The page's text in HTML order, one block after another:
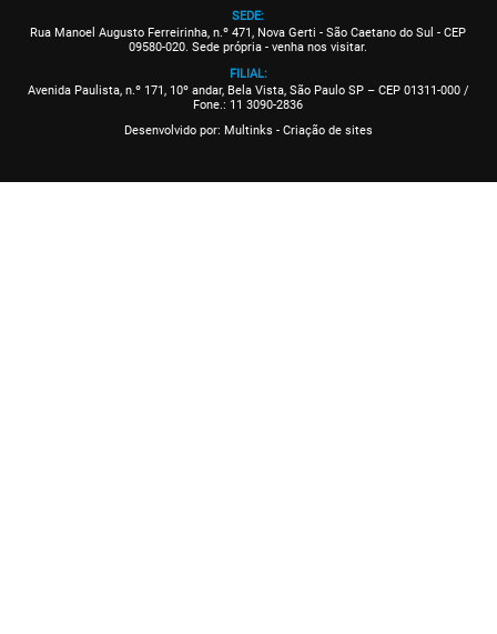
SEDE:
Rua Manoel Augusto Ferreirinha, n.º 471, Nova Gerti - São Caetano do Sul - CEP
09580-020. Sede própria - venha nos visitar.
FILIAL:
Avenida Paulista, n.º 171, 10º andar, Bela Vista, São Paulo SP – CEP 01311-000 /
Fone.: 11 3090-2836
Desenvolvido por: Multinks - Criação de sites